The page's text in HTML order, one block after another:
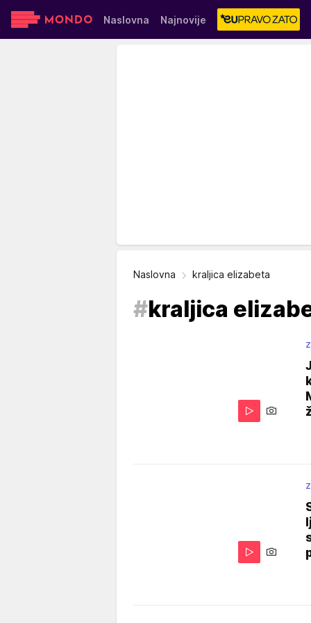
Naslovna Najnovije
Naslovna kraljica elizabeta
#kraljica